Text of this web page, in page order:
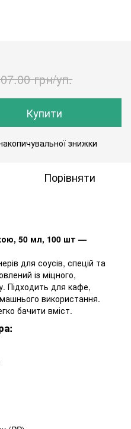
грн/уп.
Купити
знижки
Порівняти
50 мл, 100 шт —
для соусів, спецій та
із міцного,
Підходить для кафе,
використання.
бачити вміст.